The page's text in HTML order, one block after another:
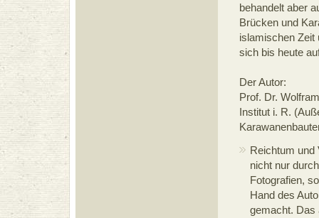
behandelt aber
Brücken und
islamischen Zeit
sich bis heute
Der Autor:
Prof. Dr.
Institut i. R.
Reichtum und
nicht nur
Fotografien,
Hand des
gemacht. Das